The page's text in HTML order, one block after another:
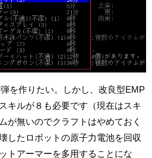
を作りたい。しかし、改良型EMP
キルが８も必要です（現在はスキ
が無いのでクラフトはやめておく
したロボットの原子力電池を回収
トアーマーを多用することにな